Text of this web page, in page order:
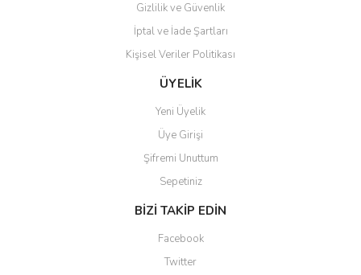
Gönder
Gizlilik ve Güvenlik
İptal ve İade Şartları
Kişisel Veriler Politikası
ÜYELİK
Yeni Üyelik
Üye Girişi
Şifremi Unuttum
Sepetiniz
BİZİ TAKİP EDİN
Facebook
Twitter